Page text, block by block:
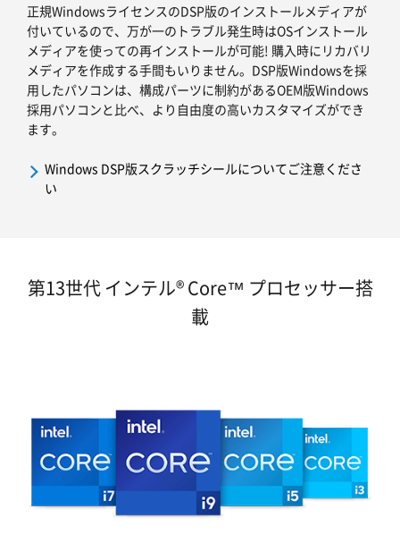
正規WindowsライセンスのDSP版のインストールメディアが
付いているので、万が一のトラブル発生時はOSインストール
メディアを使っての再インストールが可能! 購入時にリカバリ
メディアを作成する手間もいりません。DSP版Windowsを採
用したパソコンは、構成パーツに制約があるOEM版Windows
採用パソコンと比べ、より自由度の高いカスタマイズができ
ます。
Windows DSP版スクラッチシールについてご注意くださ
い
第13世代 インテル® Core™ プロセッサー搭
載